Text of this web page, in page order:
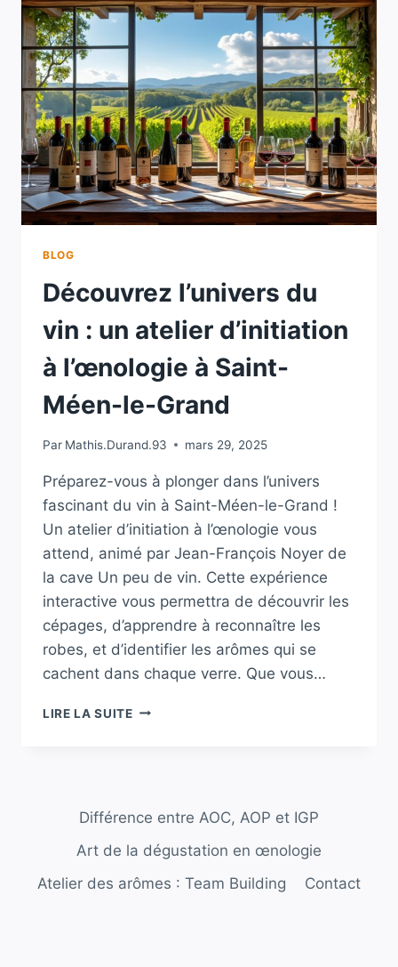
:
D’INITIATION
À
L’ŒNOLOGIE
À
SAINT-
MÉEN-
LE-
GRAND
BLOG
Découvrez l’univers du
vin : un atelier d’initiation
à l’œnologie à Saint-
Méen-le-Grand
Par Mathis.Durand.93 mars 29, 2025
Préparez-vous à plonger dans l’univers
fascinant du vin à Saint-Méen-le-Grand !
Un atelier d’initiation à l’œnologie vous
attend, animé par Jean-François Noyer de
la cave Un peu de vin. Cette expérience
interactive vous permettra de découvrir les
cépages, d’apprendre à reconnaître les
robes, et d’identifier les arômes qui se
cachent dans chaque verre. Que vous…
LIRE LA SUITEDÉCOUVREZ
ATELIER
À
L’ŒNOLOGIE
Différence entre AOC, AOP et IGP
Art de la dégustation en œnologie
Atelier des arômes : Team Building
Contact